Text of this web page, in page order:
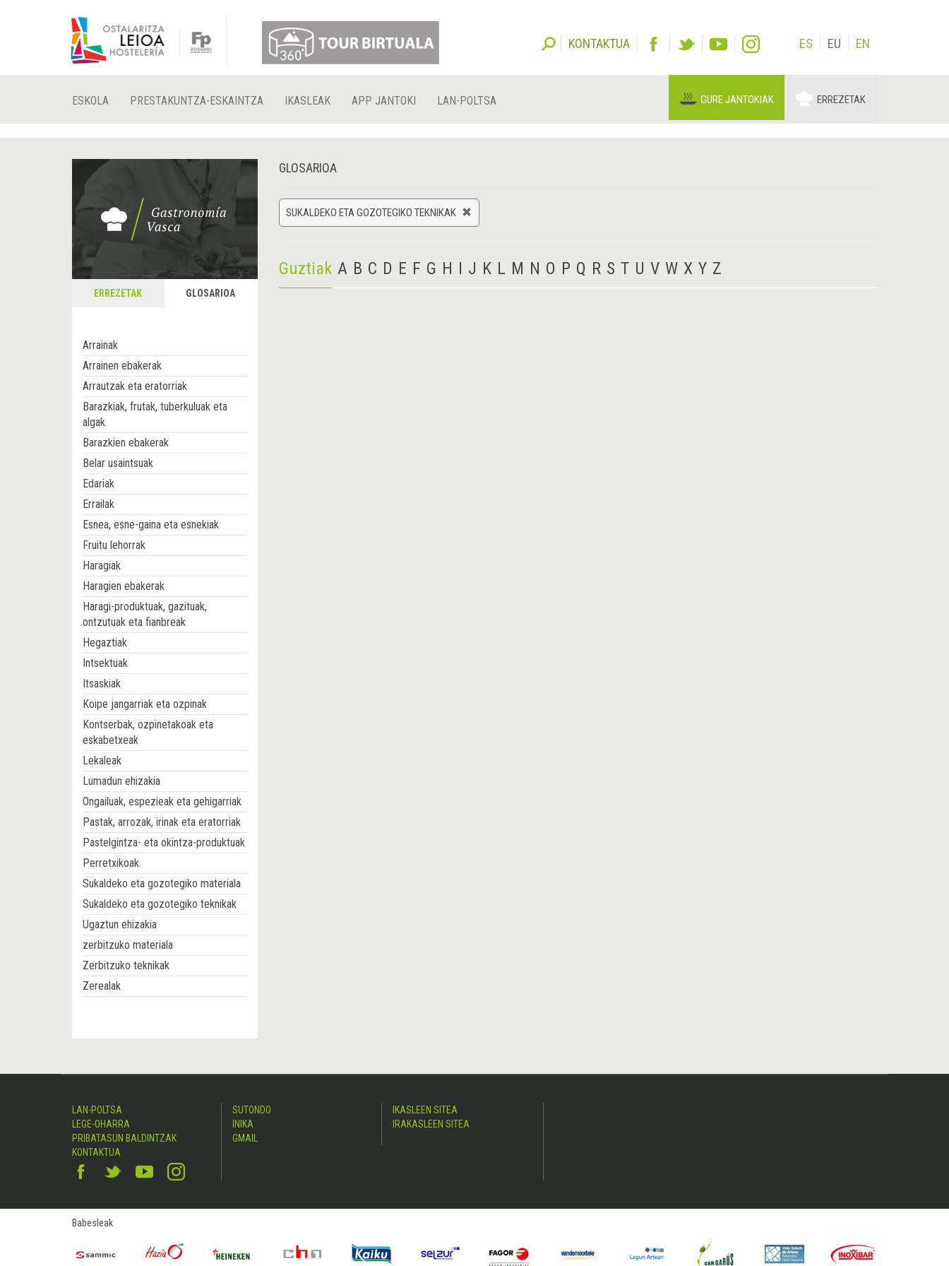
KONTAKTUA ES EU EN
ESKOLA PRESTAKUNTZA-ESKAINTZA IKASLEAK APP JANTOKI LAN-POLTSA GURE JANTOKIAK ERREZETAK
ERREZETAK GLOSARIOA
Arrainak
Arrainen ebakerak
Arrautzak eta eratorriak
Barazkiak, frutak, tuberkuluak eta
algak
Barazkien ebakerak
Belar usaintsuak
Edariak
Errailak
Esnea, esne-gaina eta esnekiak
Fruitu lehorrak
Haragiak
Haragien ebakerak
Haragi-produktuak, gazituak,
ontzutuak eta fianbreak
Hegaztiak
Intsektuak
Itsaskiak
Koipe jangarriak eta ozpinak
Kontserbak, ozpinetakoak eta
eskabetxeak
Lekaleak
Lumadun ehizakia
Ongailuak, espezieak eta gehigarriak
Pastak, arrozak, irinak eta eratorriak
Pastelgintza- eta okintza-produktuak
Perretxikoak
Sukaldeko eta gozotegiko materiala
Sukaldeko eta gozotegiko teknikak
Ugaztun ehizakia
zerbitzuko materiala
Zerbitzuko teknikak
Zerealak
GLOSARIOA
SUKALDEKO ETA GOZOTEGIKO TEKNIKAK
Guztiak A B C D E F G H I J K L M N O P Q R S T U V W X Y Z
LAN-POLTSA
LEGE-OHARRA
PRIBATASUN BALDINTZAK
KONTAKTUA
SUTONDO
INIKA
GMAIL
IKASLEEN SITEA
IRAKASLEEN SITEA
Babesleak